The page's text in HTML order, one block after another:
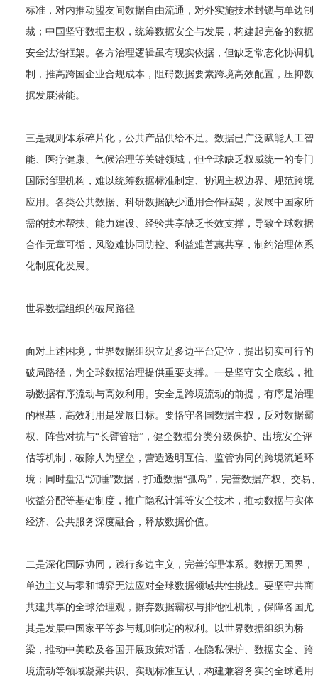
标准，对内推动盟友间数据自由流通，对外实施技术封锁与单边制
裁；中国坚守数据主权，统筹数据安全与发展，构建起完备的数据
安全法治框架。各方治理逻辑虽有现实依据，但缺乏常态化协调机
制，推高跨国企业合规成本，阻碍数据要素跨境高效配置，压抑数
据发展潜能。
三是规则体系碎片化，公共产品供给不足。数据已广泛赋能人工智
能、医疗健康、气候治理等关键领域，但全球缺乏权威统一的专门
国际治理机构，难以统筹数据标准制定、协调主权边界、规范跨境
应用。各类公共数据、科研数据缺少通用合作框架，发展中国家所
需的技术帮扶、能力建设、经验共享缺乏长效支撑，导致全球数据
合作无章可循，风险难协同防控、利益难普惠共享，制约治理体系
化制度化发展。
世界数据组织的破局路径
面对上述困境，世界数据组织立足多边平台定位，提出切实可行的
破局路径，为全球数据治理提供重要支撑。一是坚守安全底线，推
动数据有序流动与高效利用。安全是跨境流动的前提，有序是治理
的根基，高效利用是发展目标。要恪守各国数据主权，反对数据霸
权、阵营对抗与“长臂管辖”，健全数据分类分级保护、出境安全评
估等机制，破除人为壁垒，营造透明互信、监管协同的跨境流通环
境；同时盘活“沉睡”数据，打通数据“孤岛”，完善数据产权、交易
收益分配等基础制度，推广隐私计算等安全技术，推动数据与实体
经济、公共服务深度融合，释放数据价值。
二是深化国际协同，践行多边主义，完善治理体系。数据无国界，
单边主义与零和博弈无法应对全球数据领域共性挑战。要坚守共商
共建共享的全球治理观，摒弃数据霸权与排他性机制，保障各国尤
其是发展中国家平等参与规则制定的权利。以世界数据组织为桥
梁，推动中美欧及各国开展政策对话，在隐私保护、数据安全、跨
境流动等领域凝聚共识、实现标准互认，构建兼容务实的全球通用